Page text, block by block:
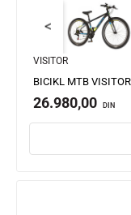
<
VISITOR
26.980,00 DIN